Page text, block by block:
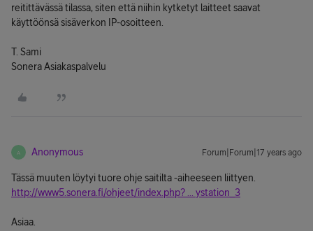
reitittävässä tilassa, siten että niihin kytketyt laitteet saavat
käyttöönsä sisäverkon IP-osoitteen.
T. Sami
Sonera Asiakaspalvelu
A Anonymous Forum|Forum|17 years ago
Tässä muuten löytyi tuore ohje saitilta -aiheeseen liittyen.
http://www5.sonera.fi/ohjeet/index.php? ... ystation_3
Asiaa.